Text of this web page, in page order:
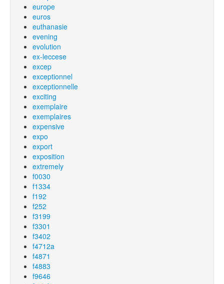
europe
euros
euthanasie
evening
evolution
ex-leccese
excep
exceptionnel
exceptionnelle
exciting
exemplaire
exemplaires
expensive
expo
export
exposition
extremely
f0030
f1334
f192
f252
f3199
f3301
f3402
f4712a
f4871
f4883
f9646